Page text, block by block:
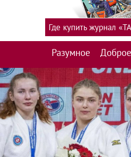
Разумное Доброе
Где купить журнал